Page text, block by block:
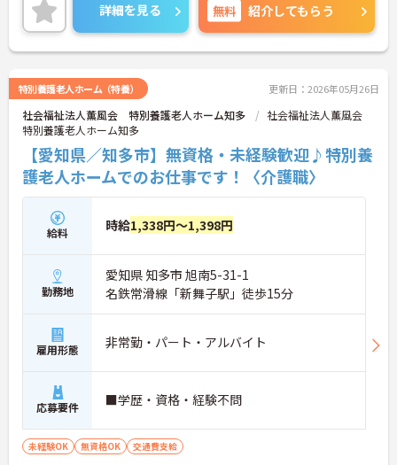
詳細を見る 無料 紹介してもらう
特別養護老人ホーム（特養） 更新日：2026年05月26日
社会福祉法人薫風会 特別養護老人ホーム知多
社会福祉法人薫風会
特別養護老人ホーム知多
【愛知県／知多市】無資格・未経験歓迎♪特別養
護老人ホームでのお仕事です！〈介護職〉
給料 時給1,338円～1,398円
勤務地
愛知県 知多市 旭南5-31-1
名鉄常滑線「新舞子駅」徒歩15分
雇用形態 非常勤・パート・アルバイト
応募要件 ■学歴・資格・経験不問
未経験OK 無資格OK 交通費支給